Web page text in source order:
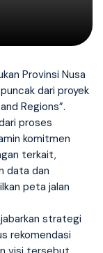
Provinsi Nusa
dari proyek
Regions”.
proses
komitmen
terkait,
data dan
peta jalan
strategi
rekomendasi